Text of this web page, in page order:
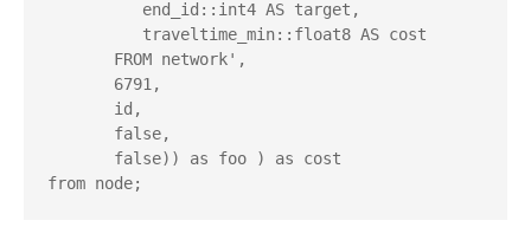
end_id::int4 AS target,
traveltime_min::float8 AS cost
FROM network',
6791,
id,
false,
false)) as foo ) as cost